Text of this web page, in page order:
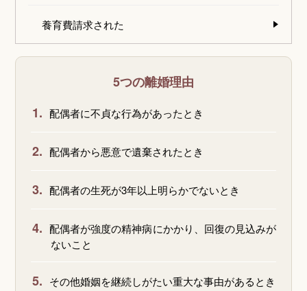
養育費請求された
5つの離婚理由
1. 配偶者に不貞な行為があったとき
2. 配偶者から悪意で遺棄されたとき
3. 配偶者の生死が3年以上明らかでないとき
4. 配偶者が強度の精神病にかかり、回復の見込みが
ないこと
5. その他婚姻を継続しがたい重大な事由があるとき